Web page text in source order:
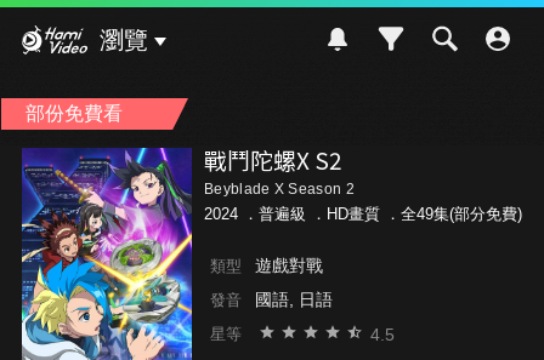
瀏覽
部份免費看
戰鬥陀螺X S2
Beyblade X Season 2
2024 ． 普遍級 ．HD畫質 ．全49集(部分免費)
類型 遊戲對戰
發音 國語, 日語
星等 4.5